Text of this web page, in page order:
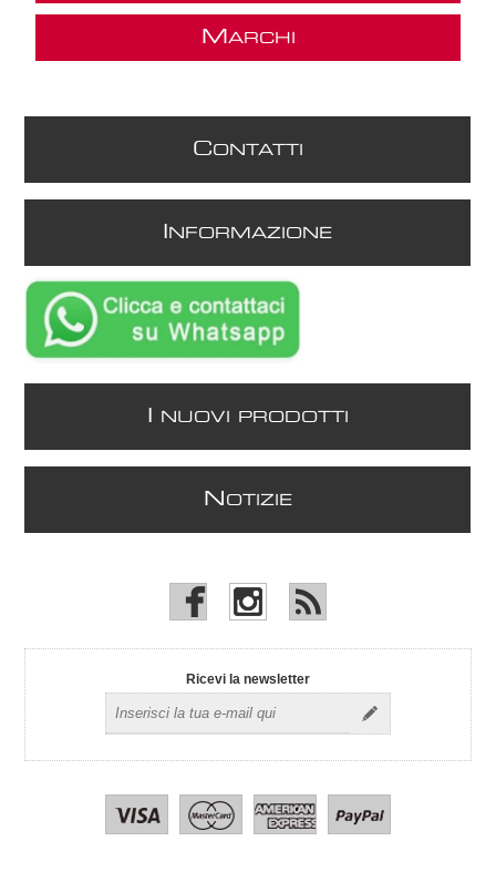
M ARCHI
CONTATTI
NFORMAZIONE
NUOVI PRODOTTI
N OTIZIE
Ricevi la newsletter